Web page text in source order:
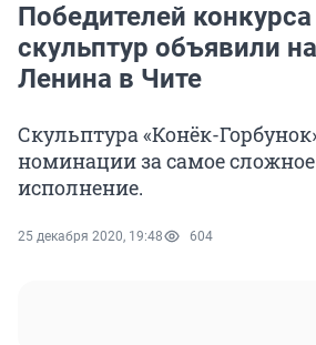
Победителей
скульптур объявили
Ленина в Чите
Скульптура «Конёк-
номинации за самое сложное
исполнение.
25 декабря 2020, 19:48 604